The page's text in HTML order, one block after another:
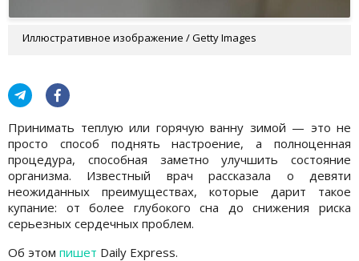
Иллюстративное изображение / Getty Images
Принимать теплую или горячую ванну зимой — это не
просто способ поднять настроение, а полноценная
процедура, способная заметно улучшить состояние
организма. Известный врач рассказала о девяти
неожиданных преимуществах, которые дарит такое
купание: от более глубокого сна до снижения риска
серьезных сердечных проблем.
Об этом пишет Daily Express.